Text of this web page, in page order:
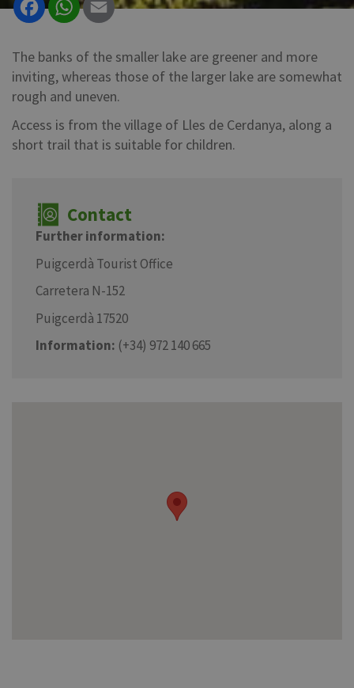
The banks of the smaller lake are greener and more
inviting, whereas those of the larger lake are somewhat
rough and uneven.
Access is from the village of Lles de Cerdanya, along a
short trail that is suitable for children.
Contact
Further information:
Puigcerdà Tourist Office
Carretera N-152
Puigcerdà 17520
Information: (+34) 972 140 665